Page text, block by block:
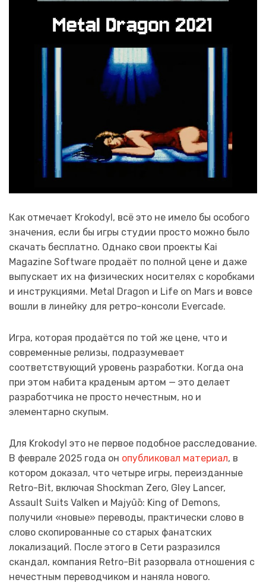
Как отмечает Krokodyl, всё это не имело бы особого
значения, если бы игры студии просто можно было
скачать бесплатно. Однако свои проекты Kai
Magazine Software продаёт по полной цене и даже
выпускает их на физических носителях с коробками
и инструкциями. Metal Dragon и Life on Mars и вовсе
вошли в линейку для ретро-консоли Evercade.
Игра, которая продаётся по той же цене, что и
современные релизы, подразумевает
соответствующий уровень разработки. Когда она
при этом набита краденым артом — это делает
разработчика не просто нечестным, но и
элементарно скупым.
Для Krokodyl это не первое подобное расследование.
В феврале 2025 года он опубликовал материал, в
котором доказал, что четыре игры, переизданные
Retro-Bit, включая Shockman Zero, Gley Lancer,
Assault Suits Valken и Majyūō: King of Demons,
получили «новые» переводы, практически слово в
слово скопированные со старых фанатских
локализаций. После этого в Сети разразился
скандал, компания Retro-Bit разорвала отношения с
нечестным переводчиком и наняла нового.